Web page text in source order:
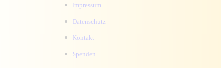
Impressum
Datenschutz
Kontakt
Spenden
WISSENSWERTES
KONTAKT